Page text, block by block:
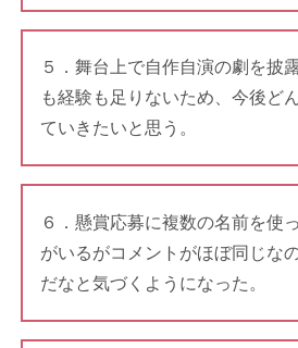
５．舞台上で自作自演の劇を披
も経験も足りないため、今後ど
ていきたいと思う。
６．懸賞応募に複数の名前を使
がいるがコメントがほぼ同じな
だなと気づくようになった。